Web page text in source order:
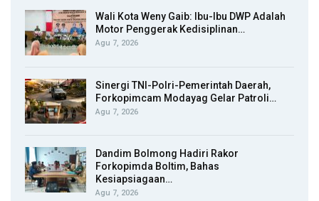
Wali Kota Weny Gaib: Ibu-Ibu DWP Adalah
Motor Penggerak Kedisiplinan…
Agu 7, 2026
Sinergi TNI-Polri-Pemerintah Daerah,
Forkopimcam Modayag Gelar Patroli…
Agu 7, 2026
Dandim Bolmong Hadiri Rakor
Forkopimda Boltim, Bahas
Kesiapsiagaan…
Agu 7, 2026